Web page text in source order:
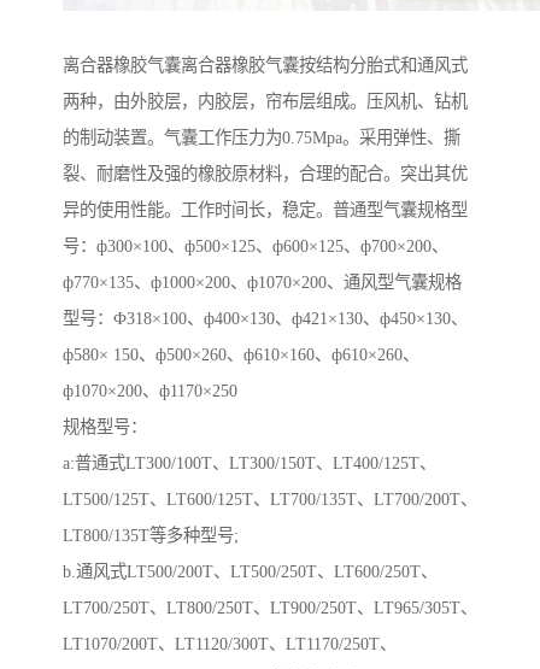
离合器橡胶气囊离合器橡胶气囊按结构分胎式和通风式
两种，由外胶层，内胶层，帘布层组成。压风机、钻机
的制动装置。气囊工作压力为0.75Mpa。采用弹性、撕
裂、耐磨性及强的橡胶原材料，合理的配合。突出其优
异的使用性能。工作时间长，稳定。普通型气囊规格型
号：ф300×100、ф500×125、ф600×125、ф700×200、
ф770×135、ф1000×200、ф1070×200、通风型气囊规格
型号：Ф318×100、ф400×130、ф421×130、ф450×130、
ф580× 150、ф500×260、ф610×160、ф610×260、
ф1070×200、ф1170×250
规格型号：
a:普通式LT300/100T、LT300/150T、LT400/125T、
LT500/125T、LT600/125T、LT700/135T、LT700/200T、
LT800/135T等多种型号;
b.通风式LT500/200T、LT500/250T、LT600/250T、
LT700/250T、LT800/250T、LT900/250T、LT965/305T、
LT1070/200T、LT1120/300T、LT1170/250T、